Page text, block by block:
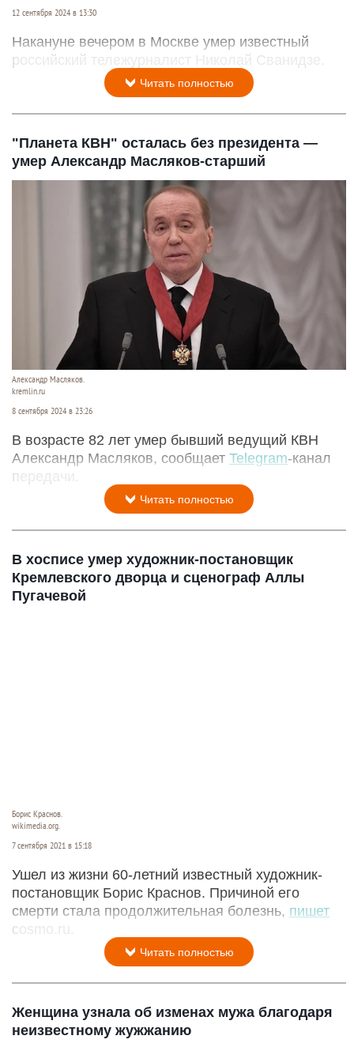
12 сентября 2024 в 13:30
Накануне вечером в Москве умер известный
российский тележурналист Николай Сванидзе.
Читать полностью
"Планета КВН" осталась без президента —
умер Александр Масляков-старший
Александр Масляков.
kremlin.ru
8 сентября 2024 в 23:26
В возрасте 82 лет умер бывший ведущий КВН
Александр Масляков, сообщает Telegram-канал
передачи.
Читать полностью
В хосписе умер художник-постановщик
Кремлевского дворца и сценограф Аллы
Пугачевой
Борис Краснов.
wikimedia.org.
7 сентября 2021 в 15:18
Ушел из жизни 60-летний известный художник-
постановщик Борис Краснов. Причиной его
смерти стала продолжительная болезнь, пишет
cosmo.ru.
Читать полностью
Женщина узнала об изменах мужа благодаря
неизвестному жужжанию